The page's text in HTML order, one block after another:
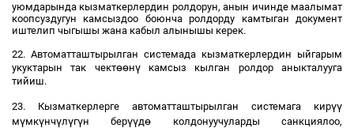
уюмдарында кызматкерлердин ролдорун, анын ичинде маалымат
коопсуздугун камсыздоо боюнча ролдорду камтыган документ
иштелип чыгышы жана кабыл алынышы керек.
22. Автоматташтырылган системада кызматкерлердин ыйгарым
укуктарын так чектөөнүкамсыз кылган ролдор аныкталууга
тийиш.
23. Кызматкерлерге автоматташтырылган системага кирүү
мүмкүнчүлүгүн берүүдө колдонуучуларды санкциялоо,